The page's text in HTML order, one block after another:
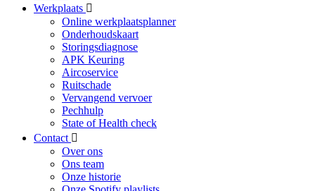
Werkplaats
Online werkplaatsplanner
Onderhoudskaart
Storingsdiagnose
APK Keuring
Aircoservice
Ruitschade
Vervangend vervoer
Pechhulp
State of Health check
Contact
Over ons
Ons team
Onze historie